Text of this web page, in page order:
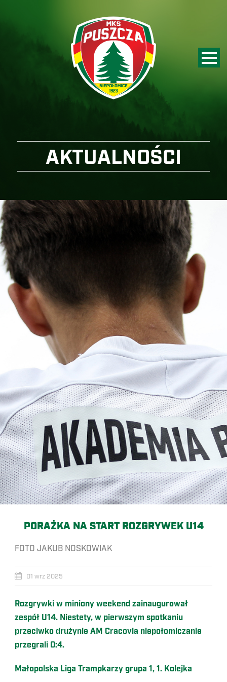
AKTUALNOŚCI
PORAŻKA NA START ROZGRYWEK U14
FOTO JAKUB NOSKOWIAK
01 wrz 2025
Rozgrywki w miniony weekend zainaugurował
zespół U14. Niestety, w pierwszym spotkaniu
przeciwko drużynie AM Cracovia niepołomiczanie
przegrali 0:4.
Małopolska Liga Trampkarzy grupa 1, 1. Kolejka